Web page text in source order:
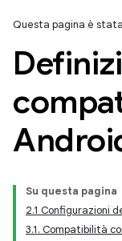
Questa pagina è
Su questa pagina
2.1 Configurazioni
3.1. Compatibilità